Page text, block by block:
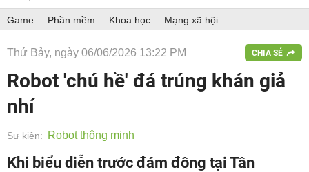
Game Phần mềm Khoa học Mạng xã hội
Thứ Bảy, ngày 06/06/2026 13:22 PM CHIA SẺ
Robot 'chú hề' đá trúng khán giả
nhí
Sự kiện: Robot thông minh
Khi biểu diễn trước đám đông tại Tân